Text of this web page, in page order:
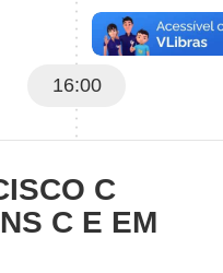
16:00
C
C E EM